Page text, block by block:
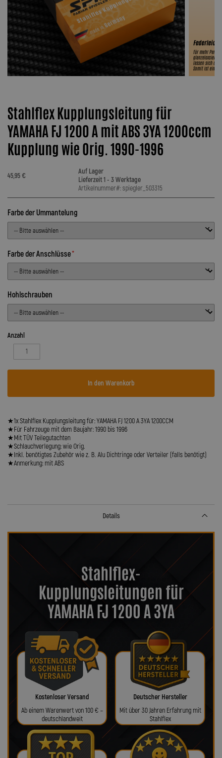
Stahlflex Kupplungsleitung für
YAMAHA FJ 1200 A mit ABS 3YA 1200ccm
Kupplung wie Orig. 1990-1996
45,95 €
Auf Lager
Lieferzeit 1 - 3 Werktage
Artikelnummer#: spiegler_503315
Farbe der Ummantelung
Farbe der Anschlüsse
Hohlschrauben
Anzahl
In den Warenkorb
★1x Stahlflex Kupplungsleitung für: YAMAHA FJ 1200 A 3YA 1200CCM
★Für Fahrzeuge mit dem Baujahr: 1990 bis 1996
★Mit TÜV Teilegutachten
★Schlauchverlegung: wie Orig.
★Inkl. benötigtes Zubehör wie z. B. Alu Dichtringe oder Verteiler (falls benötigt)
★Anmerkung: mit ABS
Details
Stahlflex-
Kupplungsleitungen für
YAMAHA FJ 1200 A 3YA
Kostenloser Versand
Ab einem Warenwert von 100 € –
deutschlandweit
Deutscher Hersteller
Mit über 30 Jahren Erfahrung mit
Stahlflex